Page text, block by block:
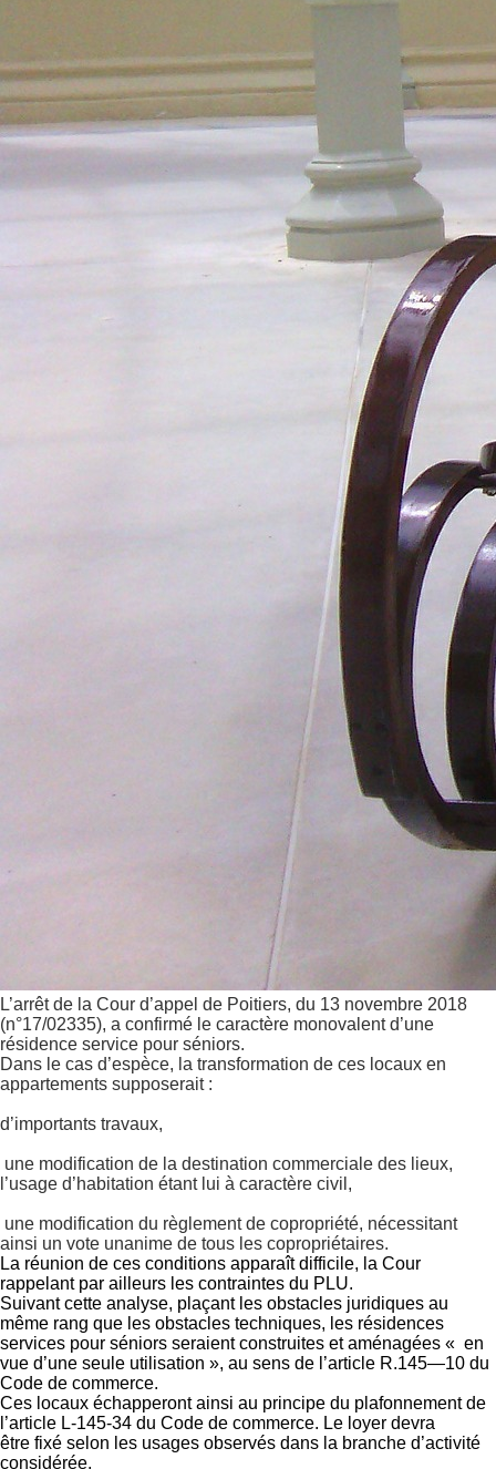
L’arrêt de la Cour d’appel de Poitiers, du 13 novembre 2018
(n°17/02335), a confirmé le caractère monovalent d’une
résidence service pour séniors.
Dans le cas d’espèce, la transformation de ces locaux en
appartements supposerait :
d’importants travaux,
une modification de la destination commerciale des lieux,
l’usage d’habitation étant lui à caractère civil,
une modification du règlement de copropriété, nécessitant
ainsi un vote unanime de tous les copropriétaires.
La réunion de ces conditions apparaît difficile, la Cour
rappelant par ailleurs les contraintes du PLU.
Suivant cette analyse, plaçant les obstacles juridiques au
même rang que les obstacles techniques, les résidences
services pour séniors seraient construites et aménagées « en
vue d’une seule utilisation », au sens de l’article R.145—10 du
Code de commerce.
Ces locaux échapperont ainsi au principe du plafonnement de
l’article L-145-34 du Code de commerce. Le loyer devra
être fixé selon les usages observés dans la branche d’activité
considérée.